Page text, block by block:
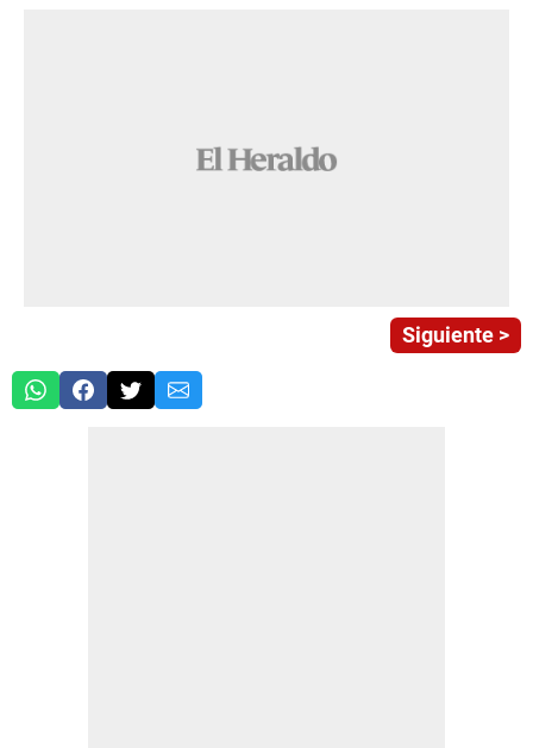
Siguiente >